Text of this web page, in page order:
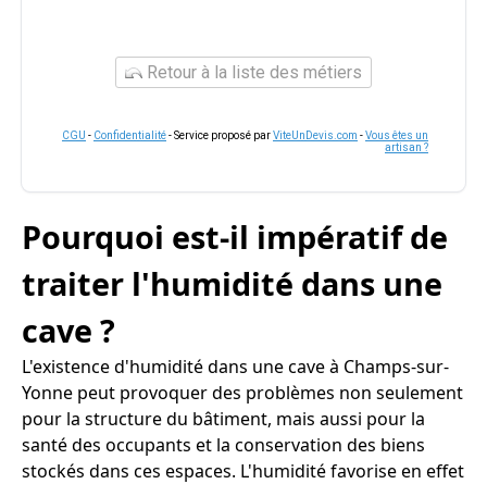
Retour à la liste des métiers
CGU - Confidentialité- Service proposé parViteUnDevis.com -Vous êtes un
artisan ?
Pourquoi est-il impératif de
traiter l'humidité dans une
cave ?
L'existence d'humidité dans une cave à Champs-sur-
Yonne peut provoquer des problèmes non seulement
pour la structure du bâtiment, mais aussi pour la
santé des occupants et la conservation des biens
stockés dans ces espaces. L'humidité favorise en effet